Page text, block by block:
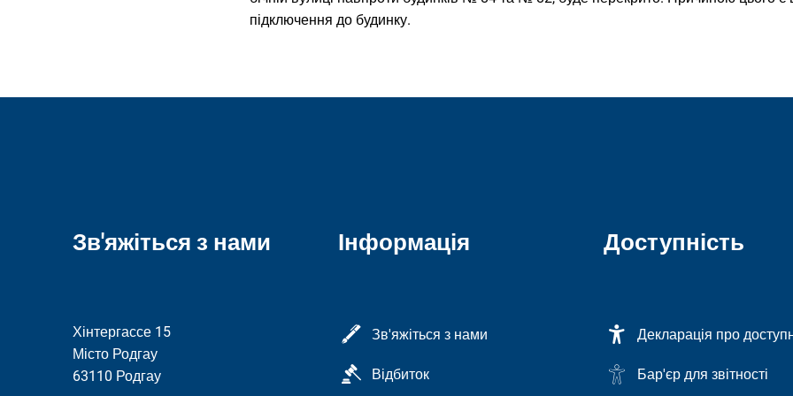
підключення до будинку.
Зв'яжіться з нами
Хінтергассе 15
Місто Родгау
63110 Родгау
Інформація
Зв'яжіться з нами
Відбиток
Доступність
Декларація про
Бар'єр для звітності